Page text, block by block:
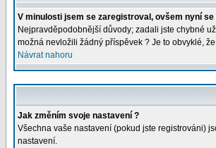
V minulosti jsem se zaregistroval, ovšem nyní
Nejpravděpodobnější důvody; zadali jste chybné
možná nevložili žádný příspěvek ? Je to obvyklé,
Návrat nahoru
Jak změním svoje nastavení ?
Všechna vaše nastavení (pokud jste registrováni)
nastavení.